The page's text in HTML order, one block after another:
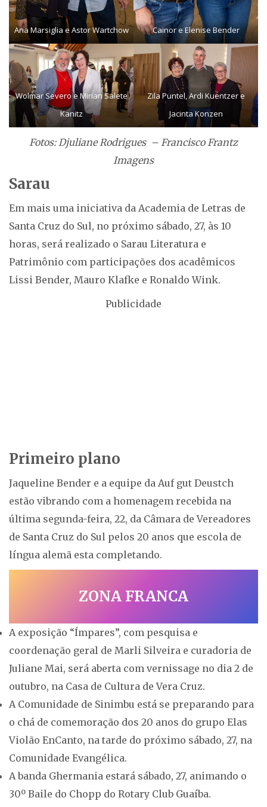
Ana Marsiglia e Astor Wartchow Cainor e Elenise Bender
Wolmar Severo e Mirian Salete
Kanitz
Zila Puntel, Ardi Kuentzer e
Jacinta Konzen
Fotos: Djuliane Rodrigues – Francisco Frantz
Imagens
Sarau
Em mais uma iniciativa da Academia de Letras de
Santa Cruz do Sul, no próximo sábado, 27, às 10
horas, será realizado o Sarau Literatura e
Patrimônio com participações dos acadêmicos
Lissi Bender, Mauro Klafke e Ronaldo Wink.
Publicidade
Primeiro plano
Jaqueline Bender e a equipe da Auf gut Deustch
estão vibrando com a homenagem recebida na
última segunda-feira, 22, da Câmara de Vereadores
de Santa Cruz do Sul pelos 20 anos que escola de
língua alemã esta completando.
ZONA FRANCA
A exposição “Ímpares”, com pesquisa e
coordenação geral de Marli Silveira e curadoria de
Juliane Mai, será aberta com vernissage no dia 2 de
outubro, na Casa de Cultura de Vera Cruz.
A Comunidade de Sinimbu está se preparando para
o chá de comemoração dos 20 anos do grupo Elas
Violão EnCanto, na tarde do próximo sábado, 27, na
Comunidade Evangélica.
A banda Ghermania estará sábado, 27, animando o
30º Baile do Chopp do Rotary Club Guaíba.